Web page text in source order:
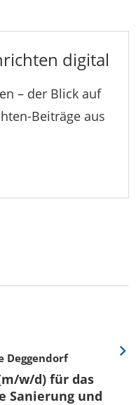
digital
– der Blick auf
Beiträge aus
Deggendorf
w/d) für das
Sanierung und
Eine